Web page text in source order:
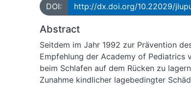
DOI: http://dx.doi.org/10.22029/
Abstract
Seitdem im Jahr 1992 zur Prävention
Empfehlung der Academy of Pediatrics
beim Schlafen auf dem Rücken zu
Zunahme kindlicher lagebedingter